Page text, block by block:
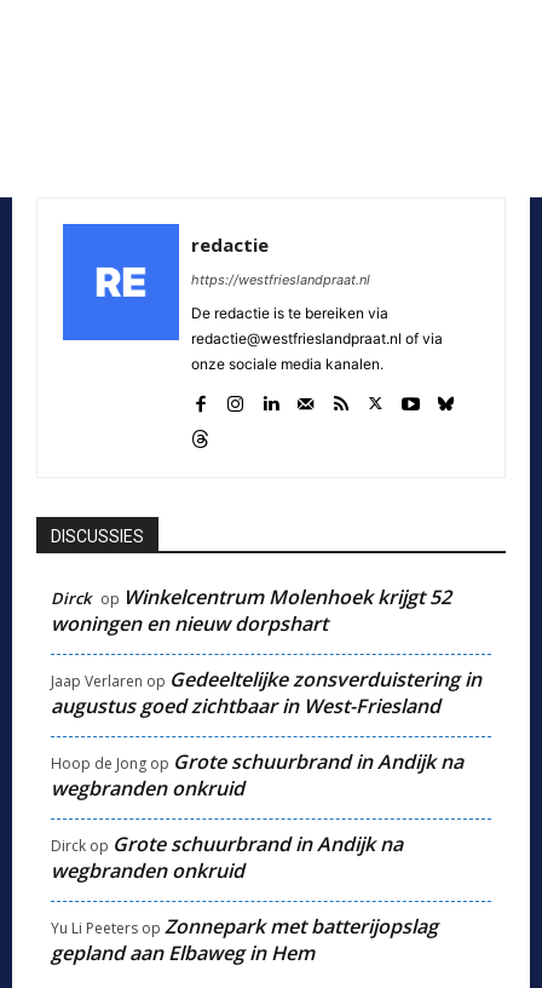
redactie
https://westfrieslandpraat.nl
De redactie is te bereiken via
redactie@westfrieslandpraat.nl of via
onze sociale media kanalen.
DISCUSSIES
Dirck op Winkelcentrum Molenhoek krijgt 52
woningen en nieuw dorpshart
Jaap Verlaren op Gedeeltelijke zonsverduistering in
augustus goed zichtbaar in West-Friesland
Hoop de Jong op Grote schuurbrand in Andijk na
wegbranden onkruid
Dirck op Grote schuurbrand in Andijk na
wegbranden onkruid
Yu Li Peeters op Zonnepark met batterijopslag
gepland aan Elbaweg in Hem